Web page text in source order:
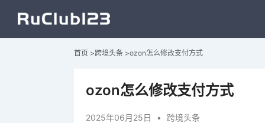
首页 >跨境头条 >ozon怎么修改支付方式
ozon怎么修改支付方式
2025年06月25日 • 跨境头条